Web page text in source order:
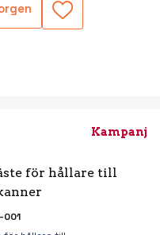
Kampanj
för hållare till
001